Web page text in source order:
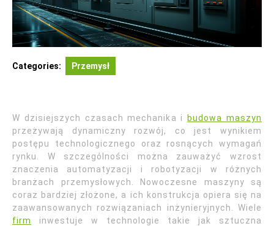
Categories: Przemysł
W dzisiejszych czasach mechanika i
budowa maszyn
przeżywają dynamiczny rozwój, co jest wynikiem
postępu technologicznego oraz rosnących wymagań
rynku. W szczególności można zauważyć wzrost
znaczenia automatyzacji i robotyzacji w różnych
branżach przemysłowych. Nowoczesne maszyny są
coraz bardziej złożone, a ich konstrukcja opiera się na
zaawansowanych rozwiązaniach inżynieryjnych. Wiele
firm
inwestuje w technologie takie jak sztuczna